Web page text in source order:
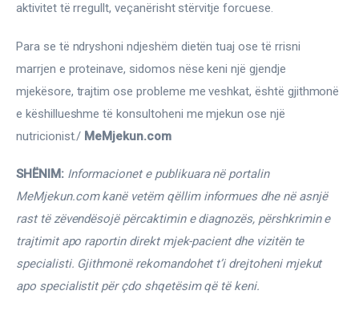
aktivitet të rregullt, veçanërisht stërvitje forcuese.
Para se të ndryshoni ndjeshëm dietën tuaj ose të rrisni
marrjen e proteinave, sidomos nëse keni një gjendje
mjekësore, trajtim ose probleme me veshkat, është gjithmonë
e këshillueshme të konsultoheni me mjekun ose një
nutricionist./ MeMjekun.com
SHËNIM: Informacionet e publikuara në portalin
MeMjekun.com kanë vetëm qëllim informues dhe në asnjë
rast të zëvendësojë përcaktimin e diagnozës, përshkrimin e
trajtimit apo raportin direkt mjek-pacient dhe vizitën te
specialisti. Gjithmonë rekomandohet t’i drejtoheni mjekut
apo specialistit për çdo shqetësim që të keni.